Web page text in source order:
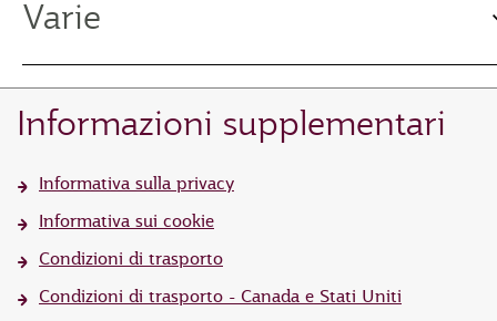
Varie
Informazioni supplementari
Informativa sulla privacy
Informativa sui cookie
Condizioni di trasporto
Condizioni di trasporto - Canada e Stati Uniti